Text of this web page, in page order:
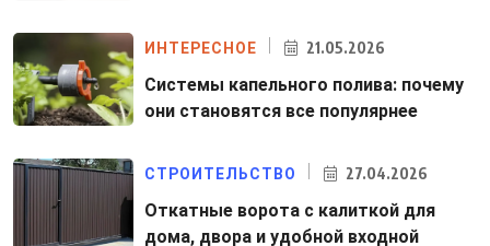
ИНТЕРЕСНОЕ 21.05.2026
Системы капельного полива: почему
они становятся все популярнее
СТРОИТЕЛЬСТВО 27.04.2026
Откатные ворота с калиткой для
дома, двора и удобной входной